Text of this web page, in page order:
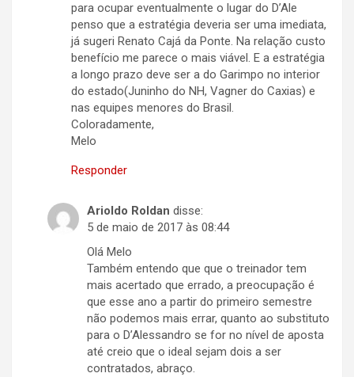
para ocupar eventualmente o lugar do D’Ale
penso que a estratégia deveria ser uma imediata,
já sugeri Renato Cajá da Ponte. Na relação custo
benefício me parece o mais viável. E a estratégia
a longo prazo deve ser a do Garimpo no interior
do estado(Juninho do NH, Vagner do Caxias) e
nas equipes menores do Brasil.
Coloradamente,
Melo
Responder
Arioldo Roldan disse:
5 de maio de 2017 às 08:44
Olá Melo
Também entendo que que o treinador tem
mais acertado que errado, a preocupação é
que esse ano a partir do primeiro semestre
não podemos mais errar, quanto ao substituto
para o D’Alessandro se for no nível de aposta
até creio que o ideal sejam dois a ser
contratados, abraço.